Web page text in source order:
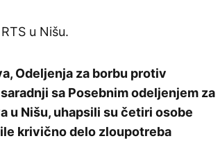
u Nišu.
Odeljenja za borbu protiv
sa Posebnim odeljenjem za
u Nišu, uhapsili su četiri osobe
krivično delo zloupotreba